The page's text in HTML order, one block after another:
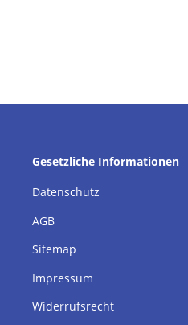
Gesetzliche Informationen
Datenschutz
AGB
Sitemap
Impressum
Widerrufsrecht